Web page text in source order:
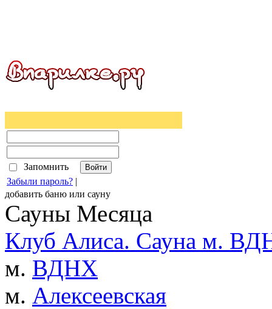
Запомнить
Забыли пароль? |
добавить баню или сауну
Сауны Месяца
Клуб Алиса. Сауна м.
м. ВДНХ
м. Алексеевская